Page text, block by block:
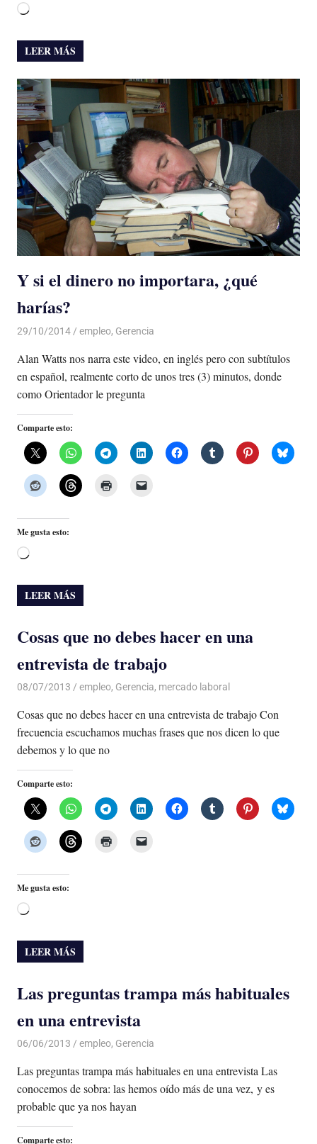
Cargando...
LEER MÁS
Y si el dinero no importara, ¿qué
harías?
29/10/2014 Luis Castellanos
empleo, Gerencia
Alan Watts nos narra este video, en inglés pero con subtítulos
en español, realmente corto de unos tres (3) minutos, donde
como Orientador le pregunta
Comparte esto:
Me gusta esto:
Cargando...
LEER MÁS
Cosas que no debes hacer en una
entrevista de trabajo
08/07/2013 Luis Castellanos
empleo, Gerencia, mercado laboral
Cosas que no debes hacer en una entrevista de trabajo Con
frecuencia escuchamos muchas frases que nos dicen lo que
debemos y lo que no
Comparte esto:
Me gusta esto:
Cargando...
LEER MÁS
Las preguntas trampa más habituales
en una entrevista
06/06/2013 Luis Castellanos
empleo, Gerencia
Las preguntas trampa más habituales en una entrevista Las
conocemos de sobra: las hemos oído más de una vez, y es
probable que ya nos hayan
Comparte esto: